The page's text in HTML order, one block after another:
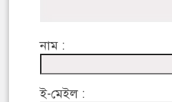
নাম :
ই-মেইল :